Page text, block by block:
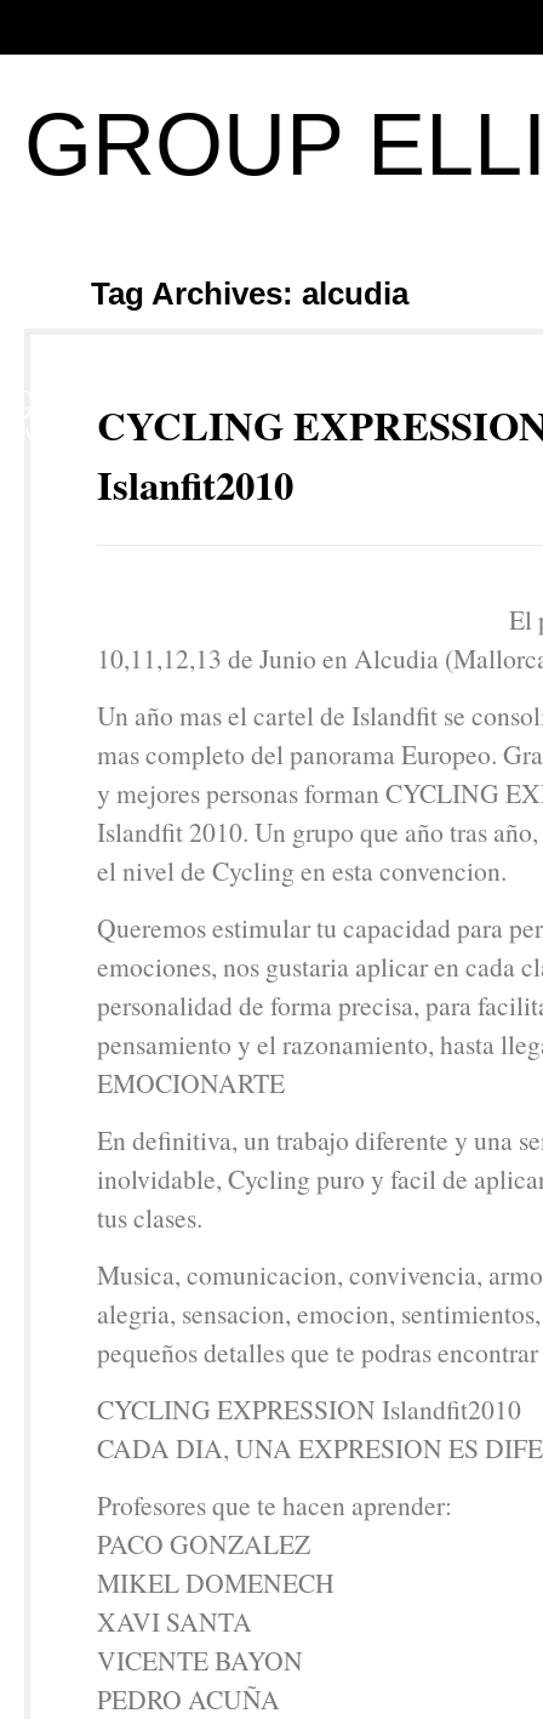
GROUP
Tag Archives: alcudia
CYCLING
Islanfit2010
El
10,11,12,13 de Junio en Alcudia
Un año mas el cartel de Islandfit se
mas completo del panorama Europeo.
y mejores personas forman CYCLING
Islandfit 2010. Un grupo que año tras
el nivel de Cycling en esta convencion.
Queremos estimular tu capacidad para
emociones, nos gustaria aplicar en cada
personalidad de forma precisa, para
pensamiento y el razonamiento, hasta
EMOCIONARTE
En definitiva, un trabajo diferente y una
inolvidable, Cycling puro y facil de
tus clases.
Musica, comunicacion, convivencia,
alegria, sensacion, emocion,
pequeños detalles que te podras
CYCLING EXPRESSION Islandfit2010
CADA DIA, UNA EXPRESION ES
Profesores que te hacen aprender:
PACO GONZALEZ
MIKEL DOMENECH
XAVI SANTA
VICENTE BAYON
PEDRO ACUÑA